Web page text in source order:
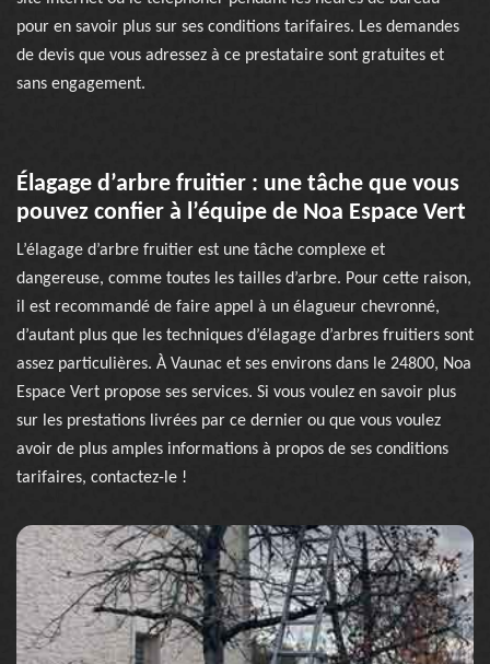
pour en savoir plus sur ses conditions tarifaires. Les demandes
de devis que vous adressez à ce prestataire sont gratuites et
sans engagement.
Élagage d’arbre fruitier : une tâche que vous
pouvez confier à l’équipe de Noa Espace Vert
L’élagage d’arbre fruitier est une tâche complexe et
dangereuse, comme toutes les tailles d’arbre. Pour cette raison,
il est recommandé de faire appel à un élagueur chevronné,
d’autant plus que les techniques d’élagage d’arbres fruitiers sont
assez particulières. À Vaunac et ses environs dans le 24800, Noa
Espace Vert propose ses services. Si vous voulez en savoir plus
sur les prestations livrées par ce dernier ou que vous voulez
avoir de plus amples informations à propos de ses conditions
tarifaires, contactez-le !